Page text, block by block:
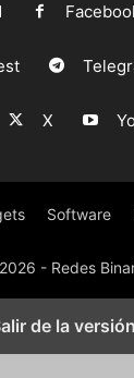
X
Software
- Redes
de la